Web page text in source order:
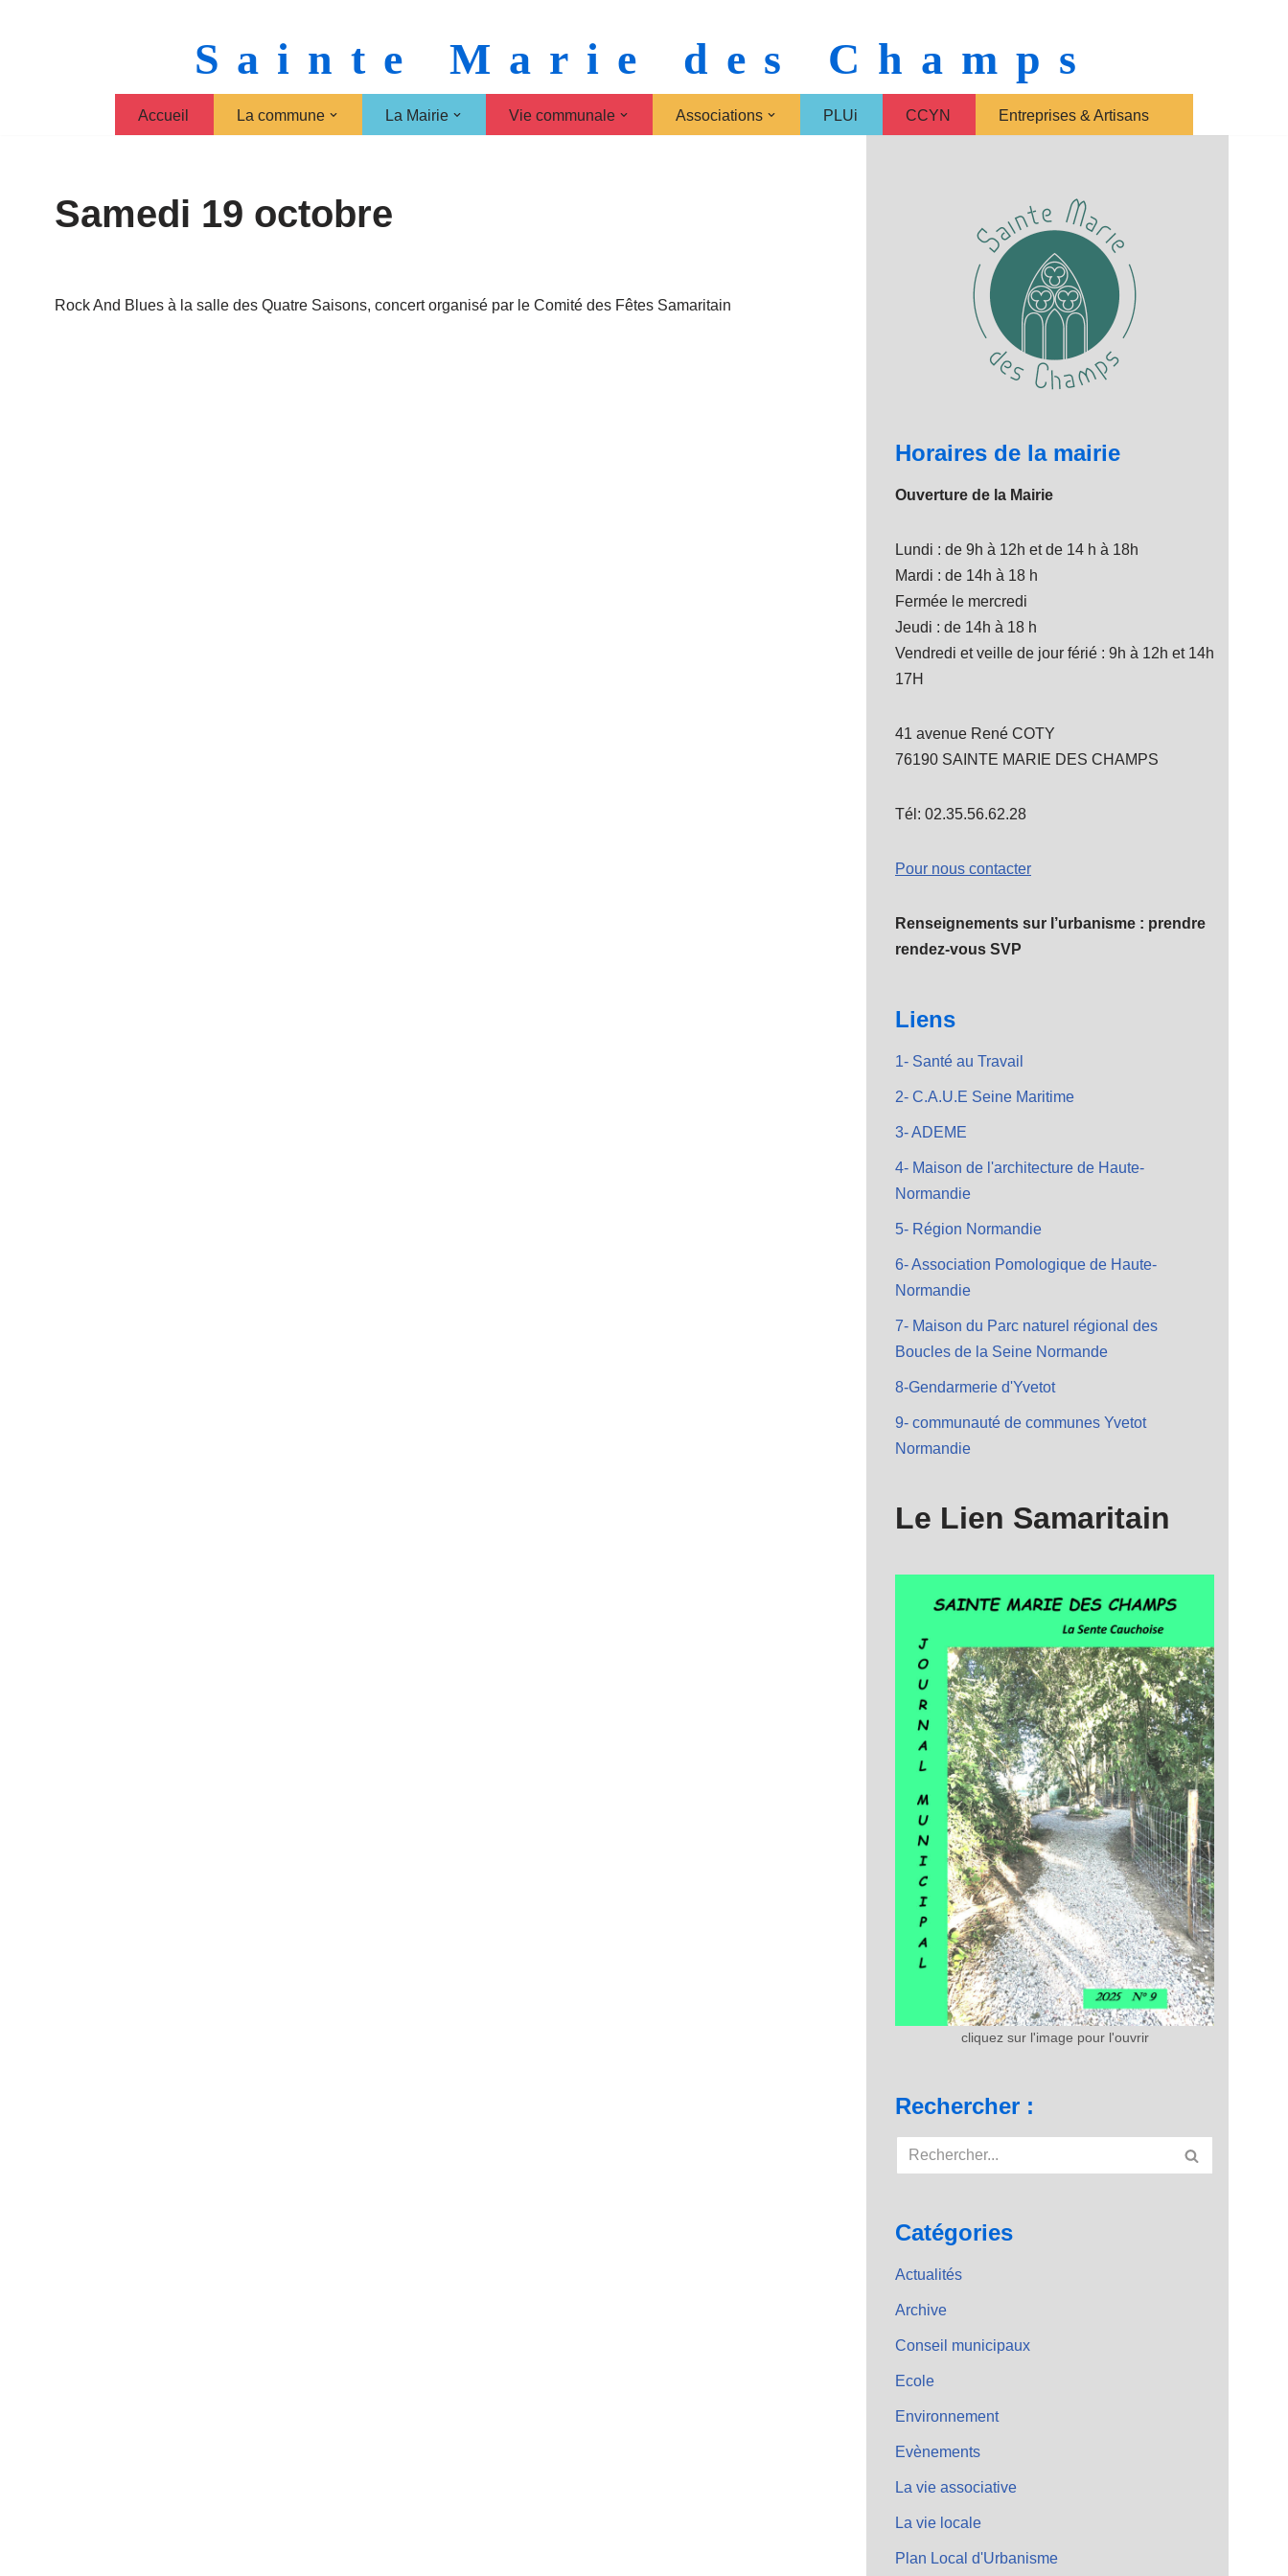
Sainte Marie des Champs
Accueil La commune La Mairie Vie communale Associations PLUi CCYN Entreprises & Artisans
Samedi 19 octobre
Rock And Blues à la salle des Quatre Saisons, concert organisé par le Comité des Fêtes Samaritain
Horaires de la mairie
Ouverture de la Mairie
Lundi : de 9h à 12h et de 14 h à 18h
Mardi : de 14h à 18 h
Fermée le mercredi
Jeudi : de 14h à 18 h
Vendredi et veille de jour férié : 9h à 12h et 14h
17H
41 avenue René COTY
76190 SAINTE MARIE DES CHAMPS
Tél: 02.35.56.62.28
Pour nous contacter
Renseignements sur l’urbanisme : prendre
rendez-vous SVP
Liens
1- Santé au Travail
2- C.A.U.E Seine Maritime
3- ADEME
4- Maison de l'architecture de Haute-
Normandie
5- Région Normandie
6- Association Pomologique de Haute-
Normandie
7- Maison du Parc naturel régional des
Boucles de la Seine Normande
8-Gendarmerie d'Yvetot
9- communauté de communes Yvetot
Normandie
Le Lien Samaritain
cliquez sur l'image pour l'ouvrir
Rechercher :
Catégories
Actualités
Archive
Conseil municipaux
Ecole
Environnement
Evènements
La vie associative
La vie locale
Plan Local d'Urbanisme